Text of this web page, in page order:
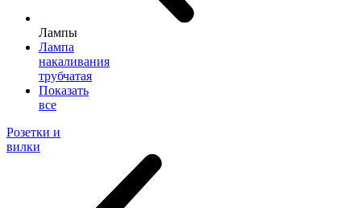
Лампы
Лампа
накаливания
трубчатая
Показать
все
Розетки и
вилки